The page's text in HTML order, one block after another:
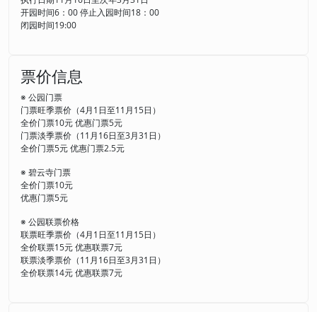
开园时间6：00 停止入园时间18：00
闭园时间19:00
票价信息
※ 公园门票
门票旺季票价（4月1日至11月15日）
全价门票10元 优惠门票5元
门票淡季票价（11月16日至3月31日）
全价门票5元 优惠门票2.5元
※ 碧云寺门票
全价门票10元
优惠门票5元
※ 公园联票价格
联票旺季票价（4月1日至11月15日）
全价联票15元 优惠联票7元
联票淡季票价（11月16日至3月31日）
全价联票14元 优惠联票7元